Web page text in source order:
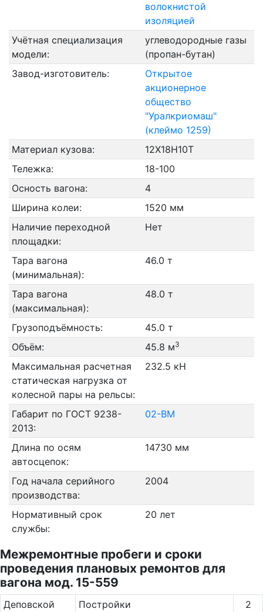
волокнистой
изоляцией
Учётная специализация
модели:
углеводородные газы
(пропан-бутан)
Завод-изготовитель:
Открытое
акционерное
общество
"Уралкриомаш"
(клеймо 1259)
Материал кузова:
12Х18Н10Т
Тележка:
18-100
Осность вагона:
4
Ширина колеи:
1520 мм
Наличие переходной
площадки:
Нет
Тара вагона
(минимальная):
46.0 т
Тара вагона
(максимальная):
48.0 т
Грузоподъёмность:
45.0 т
Объём:
45.8 м3
Максимальная расчетная
статическая нагрузка от
колесной пары на рельсы:
232.5 кН
Габарит по ГОСТ 9238-
2013:
02-ВМ
Длина по осям
автосцепок:
14730 мм
Год начала серийного
производства:
2004
Нормативный срок
службы:
20 лет
Межремонтные пробеги и сроки
проведения плановых ремонтов для
вагона мод. 15-559
Де­повс­кой
Постройки
2